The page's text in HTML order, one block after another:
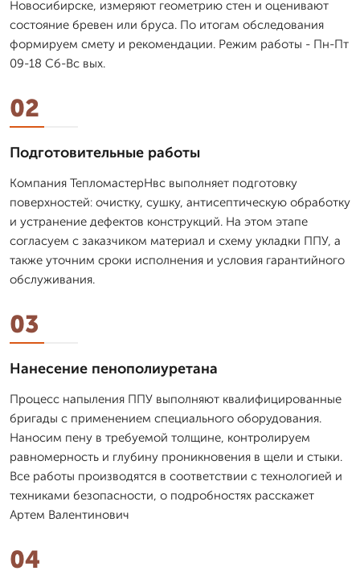
Новосибирске, измеряют геометрию стен и оценивают
состояние бревен или бруса. По итогам обследования
формируем смету и рекомендации. Режим работы - Пн-Пт
09-18 Сб-Вс вых.
02
Подготовительные работы
Компания ТепломастерНвс выполняет подготовку
поверхностей: очистку, сушку, антисептическую обработку
и устранение дефектов конструкций. На этом этапе
согласуем с заказчиком материал и схему укладки ППУ, а
также уточним сроки исполнения и условия гарантийного
обслуживания.
03
Нанесение пенополиуретана
Процесс напыления ППУ выполняют квалифицированные
бригады с применением специального оборудования.
Наносим пену в требуемой толщине, контролируем
равномерность и глубину проникновения в щели и стыки.
Все работы производятся в соответствии с технологией и
техниками безопасности, о подробностях расскажет
Артем Валентинович
04